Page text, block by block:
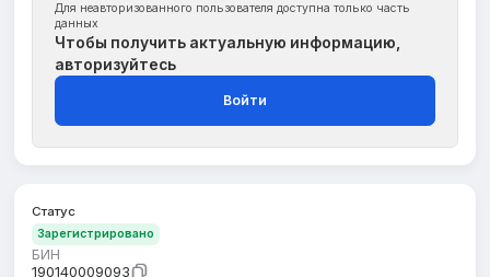
Для неавторизованного пользователя доступна только часть
данных
Чтобы получить актуальную информацию,
авторизуйтесь
Войти
Статус
Зарегистрировано
БИН
190140009093